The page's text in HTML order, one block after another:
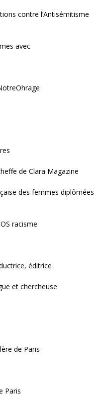
contre l’Antisémitisme
avec
de Clara Magazine
des femmes diplômées
racisme
éditrice
et chercheuse
de Paris
Paris